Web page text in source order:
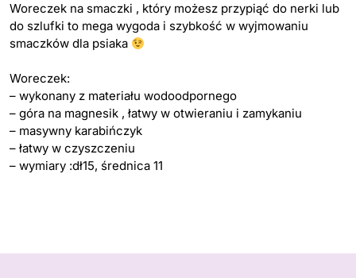
Woreczek na smaczki , który możesz przypiąć do nerki lub
do szlufki to mega wygoda i szybkość w wyjmowaniu
smaczków dla psiaka
Woreczek:
– wykonany z materiału wodoodpornego
– góra na magnesik , łatwy w otwieraniu i zamykaniu
– masywny karabińczyk
– łatwy w czyszczeniu
– wymiary :dł15, średnica 11